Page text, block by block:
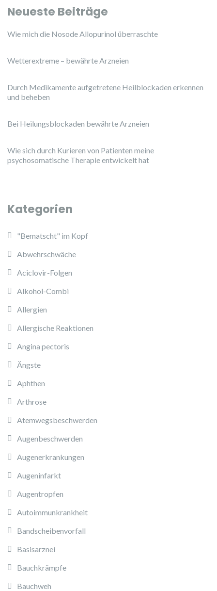
Neueste Beiträge
Wie mich die Nosode Allopurinol überraschte
Wetterextreme – bewährte Arzneien
Durch Medikamente aufgetretene Heilblockaden erkennen
und beheben
Bei Heilungsblockaden bewährte Arzneien
Wie sich durch Kurieren von Patienten meine
psychosomatische Therapie entwickelt hat
Kategorien
"Bematscht" im Kopf
Abwehrschwäche
Aciclovir-Folgen
Alkohol-Combi
Allergien
Allergische Reaktionen
Angina pectoris
Ängste
Aphthen
Arthrose
Atemwegsbeschwerden
Augenbeschwerden
Augenerkrankungen
Augeninfarkt
Augentropfen
Autoimmunkrankheit
Bandscheibenvorfall
Basisarznei
Bauchkrämpfe
Bauchweh